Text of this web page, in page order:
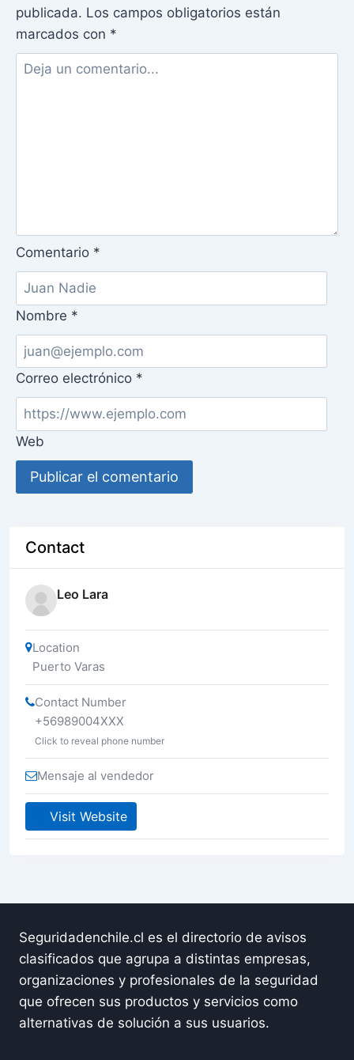
publicada. Los campos obligatorios están
marcados con *
Comentario *
Nombre *
Correo electrónico *
Web
Contact
Leo Lara
Location
Puerto Varas
Contact Number
+56989004XXX
Click to reveal phone number
Mensaje al vendedor
Visit Website
Seguridadenchile.cl es el directorio de avisos
clasificados que agrupa a distintas empresas,
organizaciones y profesionales de la seguridad
que ofrecen sus productos y servicios como
alternativas de solución a sus usuarios.